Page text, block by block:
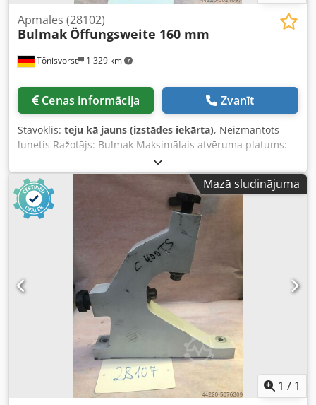
Tönisvorst 1 329 km
Apmales (28102)
Bulmak Öffungsweite 160 mm
Cenas informācija Zvanīt
Stāvoklis: teju kā jauns (izstādes iekārta), Neizmantots
lunetis Ražotājs: Bulmak Maksimālais atvēruma platums:
160 mm Augstums no stiprinājuma virsmas līdz vārpstas
centram: 170 mm Stiprinājuma atveru attālums: 360 mm
Stiprinājuma virsma: 410 x 70 mm Kopējais augstums: 490
mm Dsdpfx Aljf Hmnboaswa Dziļums: 460 mm Svars: 26 kg
Mazā sludinājuma
1 / 1